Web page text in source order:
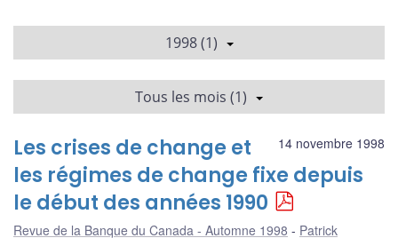
1998 (1)
Tous les mois (1)
14 novembre 1998
Les crises de change et
les régimes de change fixe depuis
le début des années 1990
Revue de la Banque du Canada - Automne 1998
Patrick